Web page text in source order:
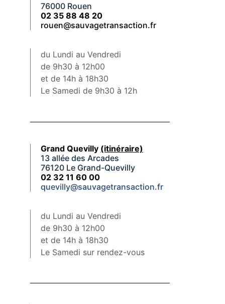
76000 Rouen
02 35 88 48 20
rouen@sauvagetransaction.fr
du Lundi au Vendredi
de 9h30 à 12h00
et de 14h à 18h30
Le Samedi de 9h30 à 12h
Grand Quevilly (itinéraire)
13 allée des Arcades
76120 Le Grand-Quevilly
02 32 11 60 00
quevilly@sauvagetransaction.fr
du Lundi au Vendredi
de 9h30 à 12h00
et de 14h à 18h30
Le Samedi sur rendez-vous